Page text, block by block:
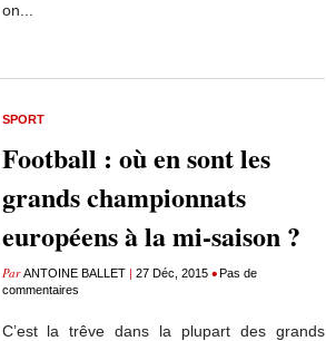
on...
SPORT
Football : où en sont les
grands championnats
européens à la mi-saison ?
ParANTOINE BALLET| 27 Déc, 2015 •Pas de
commentaires
C’est la trêve dans la plupart des grands